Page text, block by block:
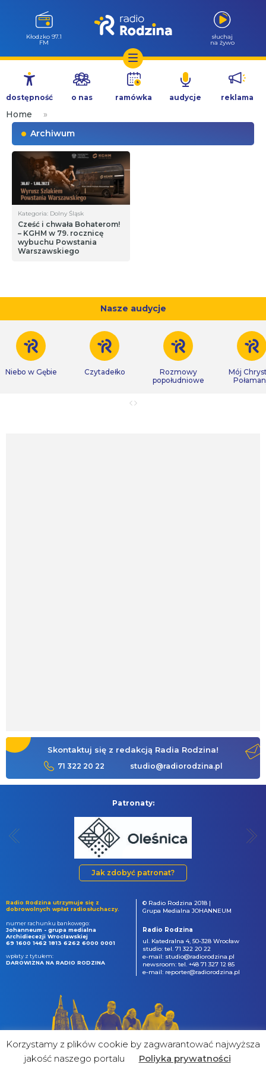
Przejdź
treści
Wołów 99.6
FM
słuchaj
na żywo
dostępność o nas ramówka audycje reklama
Home
»
Archiwum
Kategoria: Dolny Śląsk
Cześć i chwała Bohaterom!
– KGHM w 79. rocznicę
wybuchu Powstania
Warszawskiego
Nasze audycje
Niebo w Gębie Czytadełko
Rozmowy
popołudniowe
Mój
Skontaktuj się z redakcją Radia Rodzina!
71 322 20 22 studio@radiorodzina.pl
Patronaty:
Jak zdobyć patronat?
Radio Rodzina utrzymuje się z
dobrowolnych wpłat radiosłuchaczy.
numer rachunku bankowego:
Johanneum - grupa medialna
Archidiecezji Wrocławskiej
69 1600 1462 1813 6262 6000 0001
wpłaty z tytułem:
DAROWIZNA NA RADIO RODZINA
© Radio Rodzina 2018 |
Grupa Medialna JOHANNEUM
Radio Rodzina
ul. Katedralna 4, 50-328 Wrocław
studio: tel. 71 322 20 22
e-mail: studio@radiorodzina.pl
newsroom: tel. +48 71 327 12 85
e-mail: reporter@radiorodzina.pl
Korzystamy z plików cookie by zagwarantować najwyższa
jakość naszego portalu
Poliyka prywatności